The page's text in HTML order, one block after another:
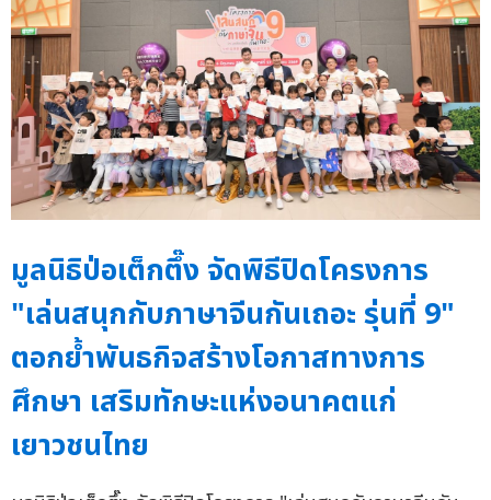
มูลนิธิป่อเต็กตึ๊ง จัดพิธีปิดโครงการ
"เล่นสนุกกับภาษาจีนกันเถอะ รุ่นที่ 9"
ตอกย้ำพันธกิจสร้างโอกาสทางการ
ศึกษา เสริมทักษะแห่งอนาคตแก่
เยาวชนไทย